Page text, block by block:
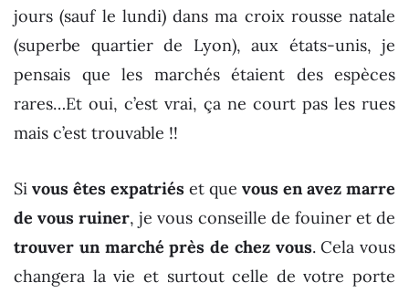
jours (sauf le lundi) dans ma croix rousse natale
(superbe quartier de Lyon), aux états-unis, je
pensais que les marchés étaient des espèces
rares…Et oui, c’est vrai, ça ne court pas les rues
mais c’est trouvable !!
Si vous êtes expatriés et que vous en avez marre
de vous ruiner, je vous conseille de fouiner et de
trouver un marché près de chez vous. Cela vous
changera la vie et surtout celle de votre porte